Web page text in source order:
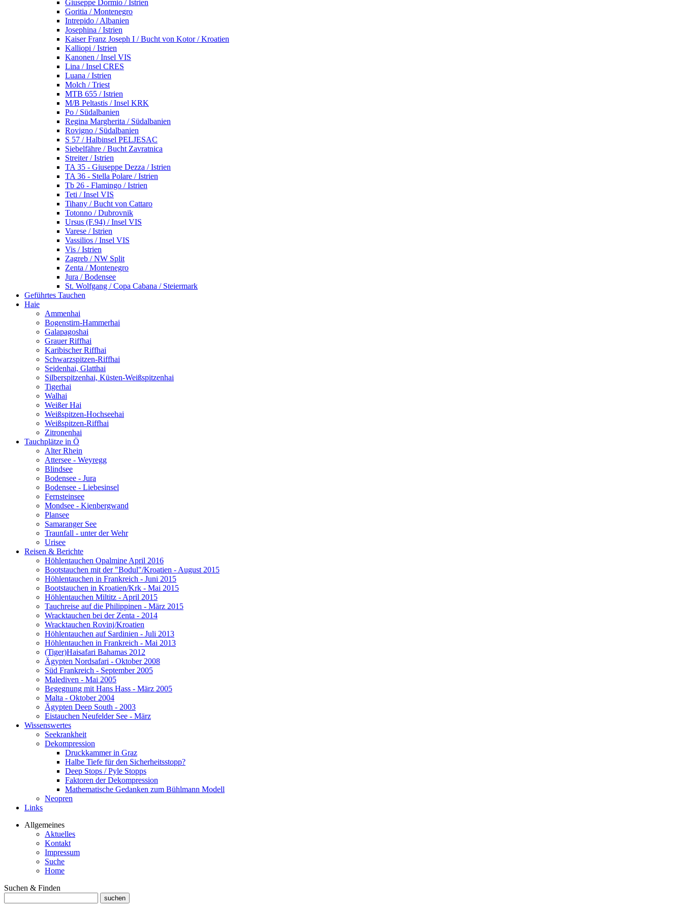
Giuseppe Dormio / Istrien
Goritia / Montenegro
Intrepido / Albanien
Josephina / Istrien
Kaiser Franz Joseph I / Bucht von Kotor / Kroatien
Kalliopi / Istrien
Kanonen / Insel VIS
Lina / Insel CRES
Luana / Istrien
Molch / Triest
MTB 655 / Istrien
M/B Peltastis / Insel KRK
Po / Südalbanien
Regina Margherita / Südalbanien
Rovigno / Südalbanien
S 57 / Halbinsel PELJESAC
Siebelfähre / Bucht Zavratnica
Streiter / Istrien
TA 35 - Giuseppe Dezza / Istrien
TA 36 - Stella Polare / Istrien
Tb 26 - Flamingo / Istrien
Teti / Insel VIS
Tihany / Bucht von Cattaro
Totonno / Dubrovnik
Ursus (F.94) / Insel VIS
Varese / Istrien
Vassilios / Insel VIS
Vis / Istrien
Zagreb / NW Split
Zenta / Montenegro
Jura / Bodensee
St. Wolfgang / Copa Cabana / Steiermark
Geführtes Tauchen
Haie
Ammenhai
Bogenstirn-Hammerhai
Galapagoshai
Grauer Riffhai
Karibischer Riffhai
Schwarzspitzen-Riffhai
Seidenhai, Glatthai
Silberspitzenhai, Küsten-Weißspitzenhai
Tigerhai
Walhai
Weißer Hai
Weißspitzen-Hochseehai
Weißspitzen-Riffhai
Zitronenhai
Tauchplätze in Ö
Alter Rhein
Attersee - Weyregg
Blindsee
Bodensee - Jura
Bodensee - Liebesinsel
Fernsteinsee
Mondsee - Kienbergwand
Plansee
Samaranger See
Traunfall - unter der Wehr
Urisee
Reisen & Berichte
Höhlentauchen Opalmine April 2016
Bootstauchen mit der "Bodul"/Kroatien - August 2015
Höhlentauchen in Frankreich - Juni 2015
Bootstauchen in Kroatien/Krk - Mai 2015
Höhlentauchen Miltitz - April 2015
Tauchreise auf die Philippinen - März 2015
Wracktauchen bei der Zenta - 2014
Wracktauchen Rovinj/Kroatien
Höhlentauchen auf Sardinien - Juli 2013
Höhlentauchen in Frankreich - Mai 2013
(Tiger)Haisafari Bahamas 2012
Ägypten Nordsafari - Oktober 2008
Süd Frankreich - September 2005
Malediven - Mai 2005
Begegnung mit Hans Hass - März 2005
Malta - Oktober 2004
Ägypten Deep South - 2003
Eistauchen Neufelder See - März
Wissenswertes
Seekrankheit
Dekompression
Druckkammer in Graz
Halbe Tiefe für den Sicherheitsstopp?
Deep Stops / Pyle Stopps
Faktoren der Dekompression
Mathematische Gedanken zum Bühlmann Modell
Neopren
Links
Allgemeines
Aktuelles
Kontakt
Impressum
Suche
Home
Suchen & Finden